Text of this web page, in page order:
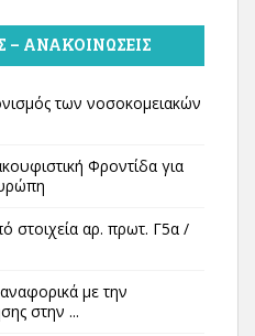
– ΑΝΑΚΟΙΝΏΣΕΙΣ
των νοσοκομειακών
Φροντίδα για
στοιχεία αρ. πρωτ. Γ5α /
αναφορικά με την
στην ...